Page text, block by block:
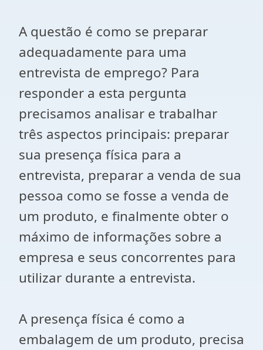
A questão é como se preparar
adequadamente para uma
entrevista de emprego? Para
responder a esta pergunta
precisamos analisar e trabalhar
três aspectos principais: preparar
sua presença física para a
entrevista, preparar a venda de sua
pessoa como se fosse a venda de
um produto, e finalmente obter o
máximo de informações sobre a
empresa e seus concorrentes para
utilizar durante a entrevista.
A presença física é como a
embalagem de um produto, precisa